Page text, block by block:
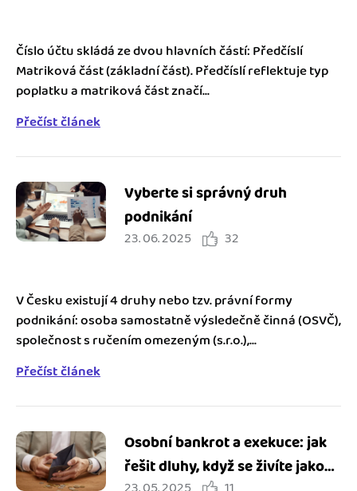
Číslo účtu skládá ze dvou hlavních částí: Předčíslí
Matriková část (základní část). Předčíslí reflektuje typ
poplatku a matriková část značí...
Přečíst článek
Vyberte si správný druh
podnikání
23. 06. 2025 32
V Česku existují 4 druhy nebo tzv. právní formy
podnikání: osoba samostatně výsledečně činná (OSVČ),
společnost s ručením omezeným (s.r.o.),...
Přečíst článek
Osobní bankrot a exekuce: jak
řešit dluhy, když se živíte jako